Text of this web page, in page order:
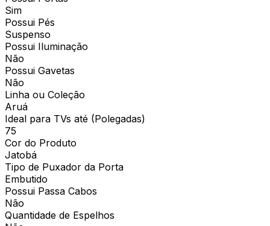
Sim
Possui Pés
Suspenso
Possui Iluminação
Não
Possui Gavetas
Não
Linha ou Coleção
Aruá
Ideal para TVs até (Polegadas)
75
Cor do Produto
Jatobá
Tipo de Puxador da Porta
Embutido
Possui Passa Cabos
Não
Quantidade de Espelhos